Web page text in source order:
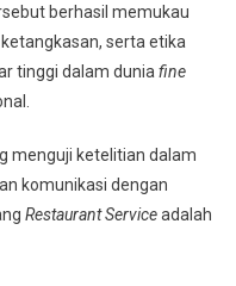
berhasil memukau
serta etika
tinggi dalam dunia fine
menguji ketelitian dalam
komunikasi dengan
Restaurant Serviceadalah